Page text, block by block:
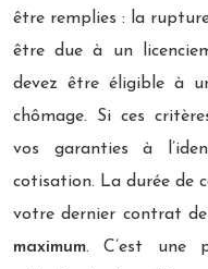
être remplies : la
être due à un
devez être éligible à
chômage. Si ces
vos garanties à
cotisation. La durée de
votre dernier contrat
maximum. C’est une